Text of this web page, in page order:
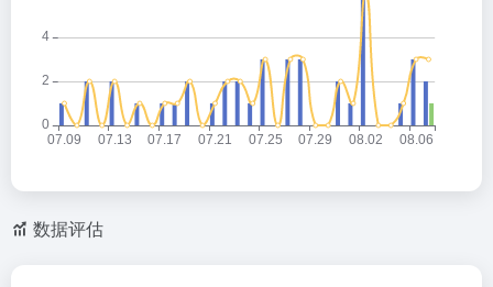
数据评估